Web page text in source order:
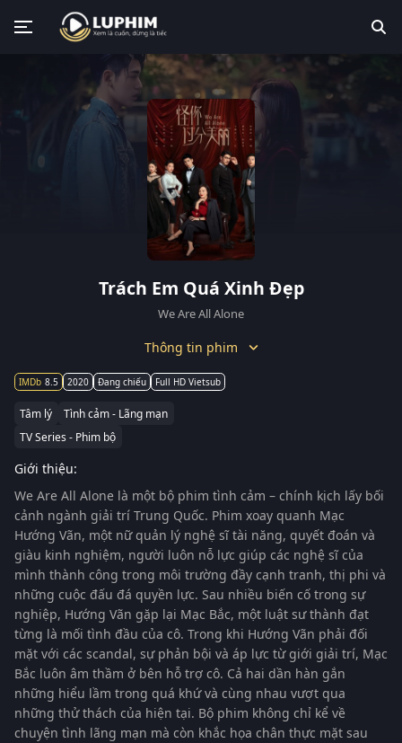
Trách Em Quá Xinh Đẹp
We Are All Alone
Thông tin phim
8.5 2020 Đang chiếu Full HD Vietsub
Tâm lý
Tình cảm - Lãng mạn
TV Series - Phim bộ
Giới thiệu:
We Are All Alone là một bộ phim tình cảm – chính kịch lấy bối
cảnh ngành giải trí Trung Quốc. Phim xoay quanh Mạc
Hướng Vãn, một nữ quản lý nghệ sĩ tài năng, quyết đoán và
giàu kinh nghiệm, người luôn nỗ lực giúp các nghệ sĩ của
mình thành công trong môi trường đầy cạnh tranh, thị phi và
những cuộc đấu đá quyền lực. Sau nhiều biến cố trong sự
nghiệp, Hướng Vãn gặp lại Mạc Bắc, một luật sư thành đạt
từng là mối tình đầu của cô. Trong khi Hướng Vãn phải đối
mặt với các scandal, sự phản bội và áp lực từ giới giải trí, Mạc
Bắc luôn âm thầm ở bên hỗ trợ cô. Cả hai dần hàn gắn
những hiểu lầm trong quá khứ và cùng nhau vượt qua
những thử thách của hiện tại. Bộ phim không chỉ kể về
chuyện tình lãng mạn mà còn khắc họa chân thực mặt sau